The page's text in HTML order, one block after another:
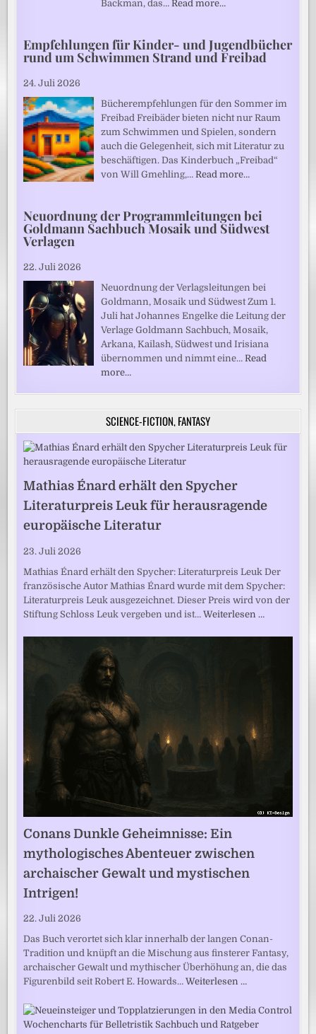
Backman, das… Read more…
Empfehlungen für Kinder- und Jugendbücher
rund um Schwimmen Strand und Freibad
24. Juli 2026
Bücherempfehlungen für den Sommer im
Freibad Freibäder bieten nicht nur Raum
zum Schwimmen und Spielen, sondern
auch die Gelegenheit, sich mit Literatur zu
beschäftigen. Das Kinderbuch „Freibad“
von Will Gmehling,…Read more…
Neuordnung der Programmleitungen bei
Goldmann Sachbuch Mosaik und Südwest
Verlagen
22. Juli 2026
Neuordnung der Verlagsleitungen bei
Goldmann, Mosaik und Südwest Zum 1.
Juli hat Johannes Engelke die Leitung der
Verlage Goldmann Sachbuch, Mosaik,
Arkana, Kailash, Südwest und Irisiana
übernommen und nimmt eine…Read
more…
SCIENCE-FICTION, FANTASY
Mathias Énard erhält den Spycher
Literaturpreis Leuk für herausragende
europäische Literatur
23. Juli 2026
Mathias Énard erhält den Spycher: Literaturpreis Leuk Der
französische Autor Mathias Énard wurde mit dem Spycher:
Literaturpreis Leuk ausgezeichnet. Dieser Preis wird von der
Stiftung Schloss Leuk vergeben und ist…Weiterlesen …
Conans Dunkle Geheimnisse: Ein
mythologisches Abenteuer zwischen
archaischer Gewalt und mystischen
Intrigen!
22. Juli 2026
Das Buch verortet sich klar innerhalb der langen Conan-
Tradition und knüpft an die Mischung aus finsterer Fantasy,
archaischer Gewalt und mythischer Überhöhung an, die das
Figurenbild seit Robert E. Howards…Weiterlesen …